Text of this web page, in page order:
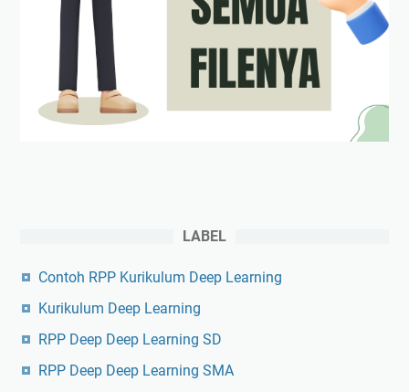
LABEL
Contoh RPP Kurikulum Deep Learning
Kurikulum Deep Learning
RPP Deep Deep Learning SD
RPP Deep Deep Learning SMA